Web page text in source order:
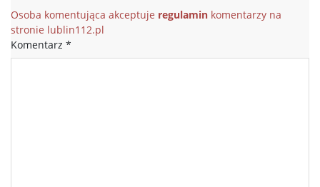
Osoba komentująca akceptuje regulamin komentarzy na
stronie lublin112.pl
Komentarz *